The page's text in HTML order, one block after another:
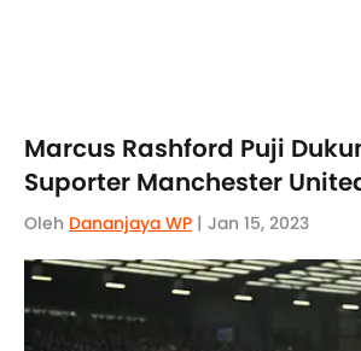
Marcus Rashford Puji
Suporter Manchester
Oleh Dananjaya WP | Jan 15, 2023